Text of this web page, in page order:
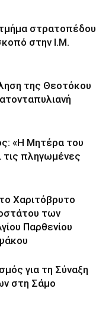
στρατοπέδου
στην Ι.Μ.
της Θεοτόκου
«Η Μητέρα του
πληγωμένες
Χαριτόβρυτο
των
Παρθενίου
για τη Σύναξη
στη Σάμο